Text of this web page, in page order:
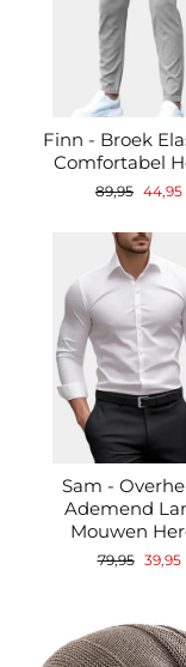
Finn - Broek
Comfortabel
Normale
89,95 44,95
Sam -
Ademend
Mouwen
Normale
79,95 39,95